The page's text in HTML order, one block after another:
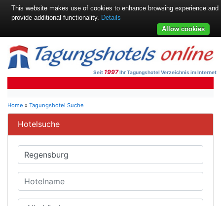
Seit 1997Ihr Tagungshotel Verzeichnis im Internet
Home » Tagungshotel Suche
Hotelsuche
This website makes use of cookies to enhance browsing experience and
provide additional functionality. Details
Allow cookies